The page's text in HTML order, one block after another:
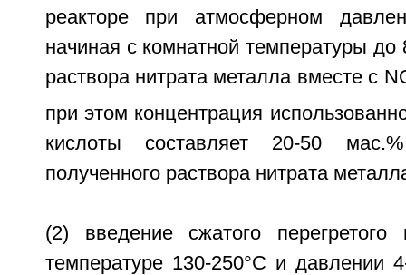
реакторе при атмосферном
начиная с комнатной температуры
раствора нитрата металла вместе с
при этом концентрация
кислоты составляет 20-50
полученного раствора нитрата
(2) введение сжатого
температуре 130-250°С и давлении